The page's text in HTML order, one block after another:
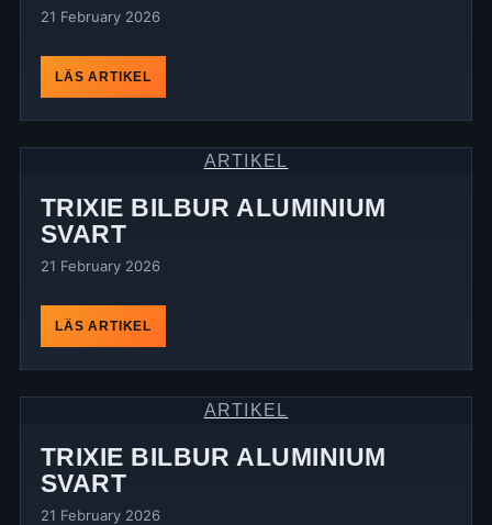
21 February 2026
LÄS ARTIKEL
ARTIKEL
TRIXIE BILBUR ALUMINIUM
SVART
21 February 2026
LÄS ARTIKEL
ARTIKEL
TRIXIE BILBUR ALUMINIUM
SVART
21 February 2026